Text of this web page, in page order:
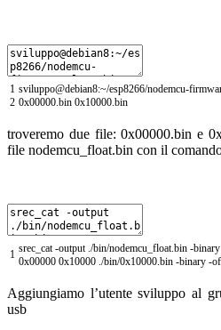
1
2
sviluppo@debian8:~/esp8266/nodemcu-
0x00000.bin 0x10000.bin
troveremo due file: 0x00000.bin e
file nodemcu_float.bin con il
1 srec_cat -output ./bin/nodemcu_float.bin -binary
0x00000 0x10000 ./bin/0x10000.bin -binary -
Aggiungiamo l’utente sviluppo al
usb